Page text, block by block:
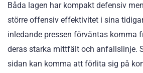
Båda lagen har kompakt defensiv
större offensiv effektivitet i sina
inledande pressen förväntas komma
deras starka mittfält och anfallslinje.
sidan kan komma att förlita sig på